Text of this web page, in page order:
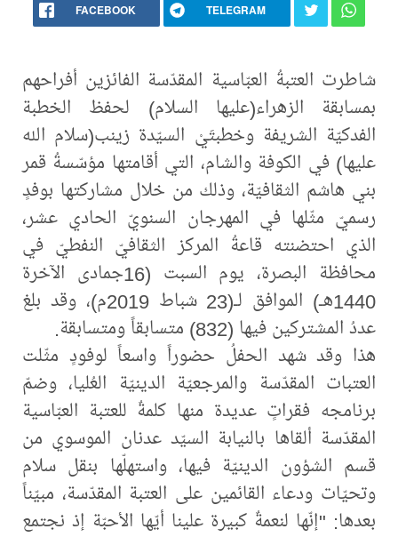
FACEBOOK TELEGRAM
شاطرت العتبةُ العبّاسية المقدّسة الفائزين أفراحهم
بمسابقة الزهراء(عليها السلام) لحفظ الخطبة
الفدكيّة الشريفة وخطبتَيْ السيّدة زينب(سلام الله
عليها) في الكوفة والشام، التي أقامتها مؤسّسةُ قمر
بني هاشم الثقافيّة، وذلك من خلال مشاركتها بوفدٍ
رسميّ مثّلها في المهرجان السنويّ الحادي عشر،
الذي احتضنته قاعةُ المركز الثقافيّ النفطيّ في
محافظة البصرة، يوم السبت (16جمادى الآخرة
1440هـ) الموافق لـ(23 شباط 2019م)، وقد بلغ
عددُ المشتركين فيها (832) متسابقاً ومتسابقة.
هذا وقد شهد الحفلُ حضوراً واسعاً لوفودٍ مثّلت
العتبات المقدّسة والمرجعيّة الدينيّة العُليا، وضمّ
برنامجه فقراتٍ عديدة منها كلمةٌ للعتبة العبّاسية
المقدّسة ألقاها بالنيابة السيّد عدنان الموسوي من
قسم الشؤون الدينيّة فيها، واستهلّها بنقل سلام
وتحيّات ودعاء القائمين على العتبة المقدّسة، مبيّناً
بعدها: "إنّها لنعمةٌ كبيرة علينا أيّها الأحبّة إذ نجتمع